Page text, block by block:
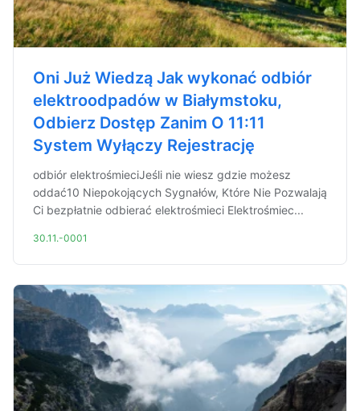
Oni Już Wiedzą Jak wykonać odbiór
elektroodpadów w Białymstoku,
Odbierz Dostęp Zanim O 11:11
System Wyłączy Rejestrację
odbiór elektrośmieciJeśli nie wiesz gdzie możesz
oddać10 Niepokojących Sygnałów, Które Nie Pozwalają
Ci bezpłatnie odbierać elektrośmieci Elektrośmiec...
30.11.-0001